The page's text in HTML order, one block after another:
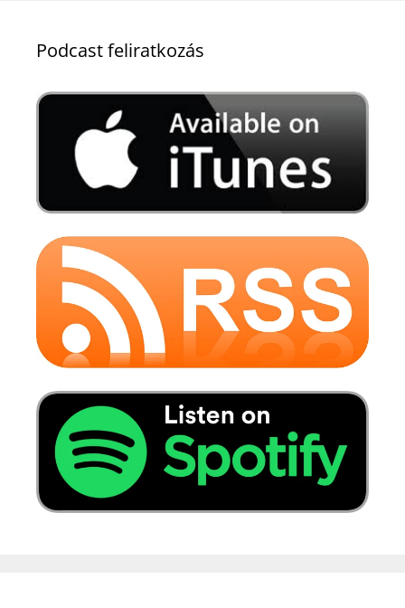
Podcast feliratkozás